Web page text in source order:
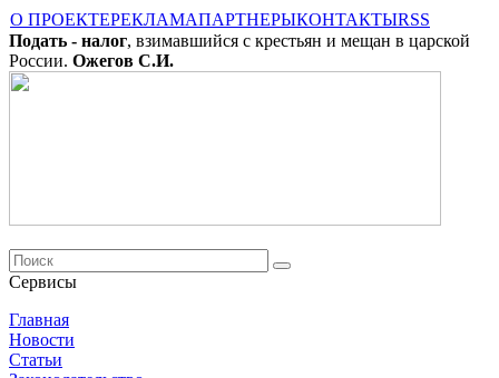
О ПРОЕКТЕРЕКЛАМАПАРТНЕРЫКОНТАКТЫRSS
Подать - налог, взимавшийся с крестьян и мещан в царской
России. Ожегов С.И.
Сервисы
Главная
Новости
Cтатьи